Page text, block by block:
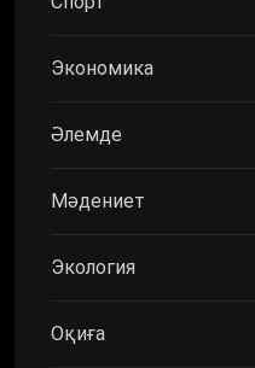
Экономика
Әлемде
Мәдениет
Экология
Оқиға